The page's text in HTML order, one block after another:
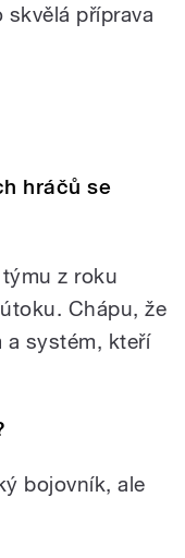
příprava
hráčů se
z roku
Chápu, že
a systém, kteří
bojovník, ale